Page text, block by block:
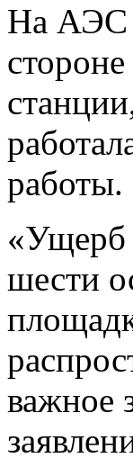
На АЭС
работы.
«Ущерб
шести
важное